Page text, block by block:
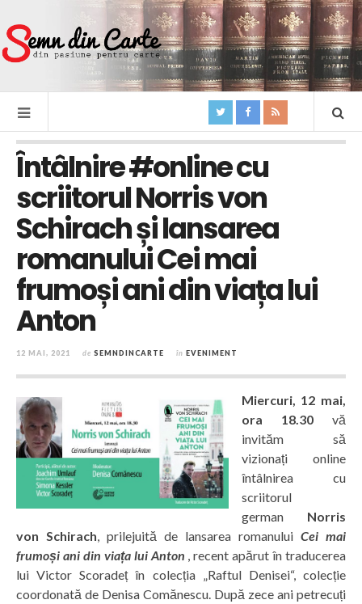
Întâlnire #online cu
scriitorul Norris von
Schirach și lansarea
romanului Cei mai
frumoși ani din viața lui
Anton
12 MAI, 2021 de SEMNDINCARTE în EVENIMENT
Miercuri, 12 mai,
ora 18.30 vă
invităm să
vizionați online
întâlnirea cu
scriitorul
german Norris
von Schirach, prilejuită de lansarea romanului Cei mai
frumoși ani din viața lui Anton , recent apărut în traducerea
lui Victor Scoradeț în colecția „Raftul Denisei“, colecție
coordonată de Denisa Comănescu. După zece ani petrecuți